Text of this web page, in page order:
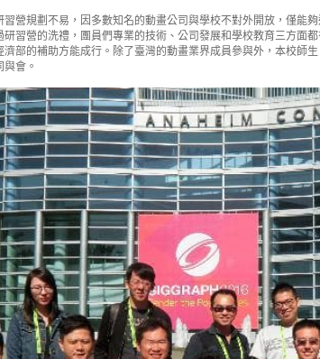
營規劃不易，因多數知名的動畫公司與學校不對外開放，僅能
習營的洗禮，團員們專業的技術、公司發展和學校教育三方面
部的補助方能成行。除了臺灣的動畫業界成員參與外，本校師
會。